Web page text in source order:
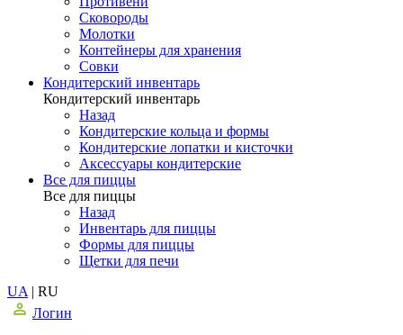
Сковороды
Молотки
Контейнеры для хранения
Совки
Кондитерский инвентарь
Кондитерский инвентарь
Назад
Кондитерские кольца и формы
Кондитерские лопатки и кисточки
Аксессуары кондитерские
Все для пиццы
Все для пиццы
Назад
Инвентарь для пиццы
Формы для пиццы
Щетки для печи
UA | RU
Логин